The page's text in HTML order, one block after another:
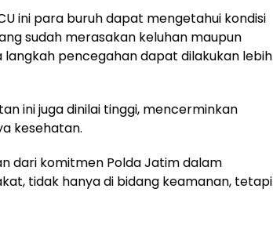
ini para buruh dapat mengetahui kondisi
sudah merasakan keluhan maupun
langkah pencegahan dapat dilakukan lebih
ini juga dinilai tinggi, mencerminkan
kesehatan.
dari komitmen Polda Jatim dalam
tidak hanya di bidang keamanan, tetapi